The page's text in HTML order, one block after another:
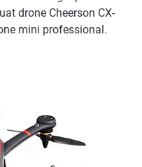
drone Cheerson CX-
mini professional.